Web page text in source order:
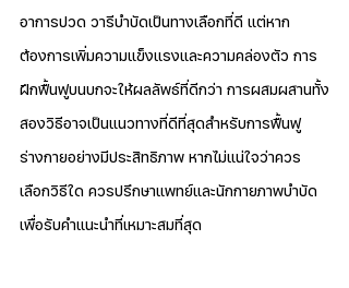
อาการปวด วารีบำบัดเป็นทางเลือกที่ดี แต่หาก
ต้องการเพิ่มความแข็งแรงและความคล่องตัว การ
ฝึกฟื้นฟูบนบกจะให้ผลลัพธ์ที่ดีกว่า การผสมผสานทั้ง
สองวิธีอาจเป็นแนวทางที่ดีที่สุดสำหรับการฟื้นฟู
ร่างกายอย่างมีประสิทธิภาพ หากไม่แน่ใจว่าควร
เลือกวิธีใด ควรปรึกษาแพทย์และนักกายภาพบำบัด
เพื่อรับคำแนะนำที่เหมาะสมที่สุด